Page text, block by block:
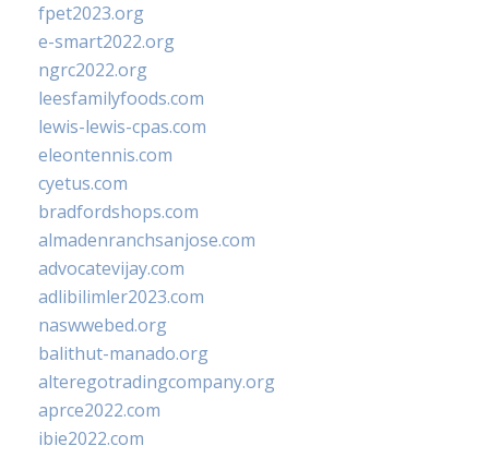
fpet2023.org
e-smart2022.org
ngrc2022.org
leesfamilyfoods.com
lewis-lewis-cpas.com
eleontennis.com
cyetus.com
bradfordshops.com
almadenranchsanjose.com
advocatevijay.com
adlibilimler2023.com
naswwebed.org
balithut-manado.org
alteregotradingcompany.org
aprce2022.com
ibie2022.com